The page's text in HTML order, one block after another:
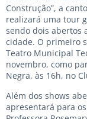
Construção”, a
realizará uma tour
sendo dois abertos
cidade. O primeiro
Teatro Municipal
novembro, como
Negra, às 16h, no
Além dos shows
apresentará para